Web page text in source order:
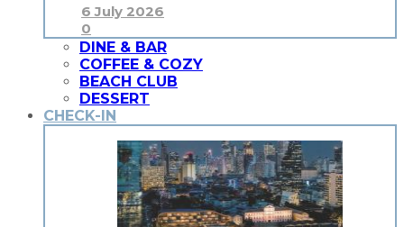
6 July 2026
0
DINE & BAR
COFFEE & COZY
BEACH CLUB
DESSERT
CHECK-IN